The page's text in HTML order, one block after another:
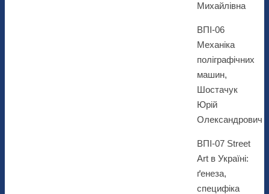
Михайлівна
ВПІ-06
Механіка
поліграфічних
машин,
Шостачук
Юрій
Олександрович
ВПІ-07 Street
Art в Україні:
ґенеза,
специфіка